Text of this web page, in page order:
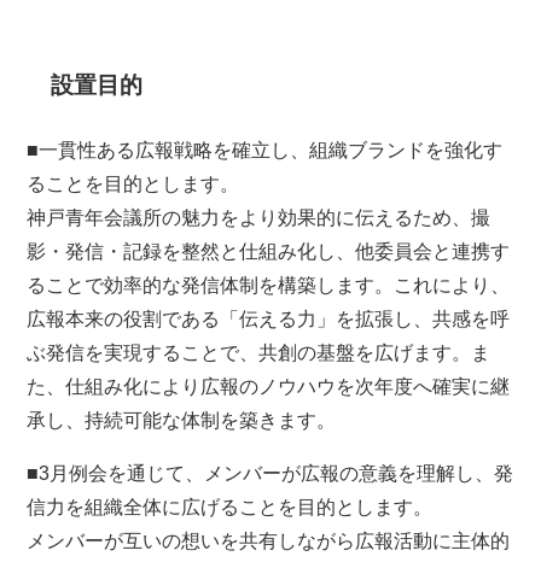
設置目的
■一貫性ある広報戦略を確立し、組織ブランドを強化す
ることを目的とします。
神戸青年会議所の魅力をより効果的に伝えるため、撮
影・発信・記録を整然と仕組み化し、他委員会と連携す
ることで効率的な発信体制を構築します。これにより、
広報本来の役割である「伝える力」を拡張し、共感を呼
ぶ発信を実現することで、共創の基盤を広げます。ま
た、仕組み化により広報のノウハウを次年度へ確実に継
承し、持続可能な体制を築きます。
■3月例会を通じて、メンバーが広報の意義を理解し、発
信力を組織全体に広げることを目的とします。
メンバーが互いの想いを共有しながら広報活動に主体的